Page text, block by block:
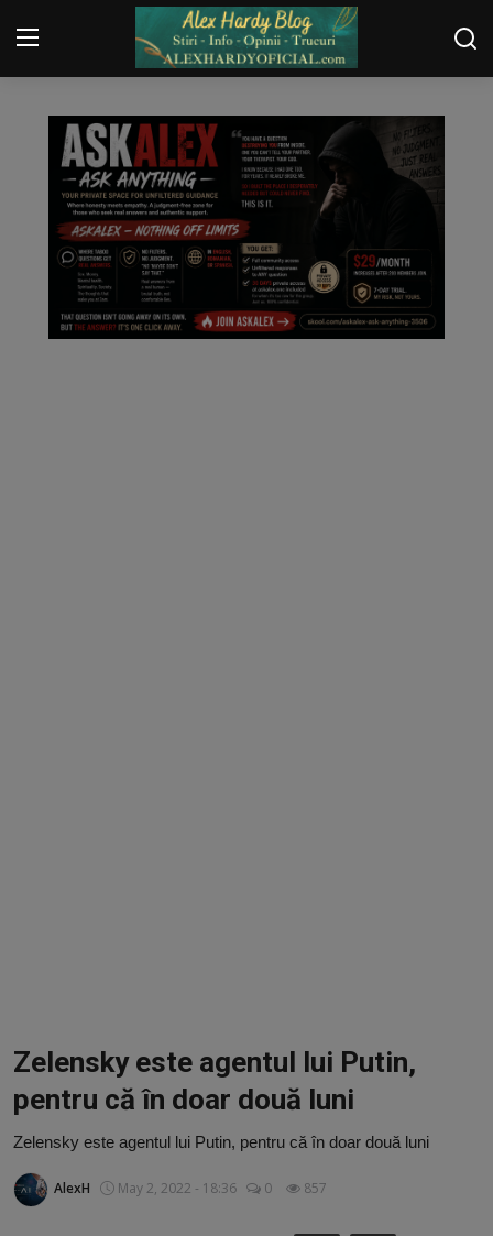
Login Register
Contact
Guest Post
Guest Post
Bucatarie
ChatGPT: Cel mai avansat chatbot AI
ARHIVA SOCIAL MEDIA
Zelensky este agentul lui Putin,
pentru că în doar două luni
Zelensky este agentul lui Putin, pentru că în doar două luni
AlexH May 2, 2022 - 18:36 0 857